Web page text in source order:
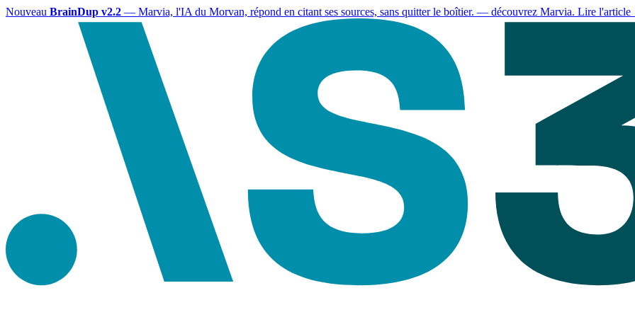
Nouveau BrainDup v2.2 — Marvia, l'IA du Morvan, répond en citant ses sources, sans quitter le boîtier. — découvrez Marvia. Lire l'article